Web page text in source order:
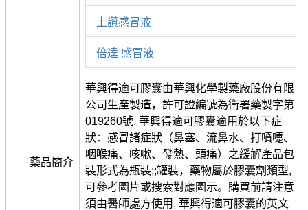
上讚感冒液
倍達 感冒液
藥品簡介
華興得適可膠囊由華興化學製藥廠股份有限
公司生產製造，許可證編號為衛署藥製字第
019260號, 華興得適可膠囊適用於以下症
狀：感冒諸症狀（鼻塞、流鼻水、打噴嚏、
咽喉痛、咳嗽、發熱、頭痛）之緩解產品包
裝形式為瓶裝;;罐裝，藥物屬於膠囊劑類型,
可參考圖片或搜索對應圖示。購買前請注意
須由醫師處方使用, 華興得適可膠囊的英文